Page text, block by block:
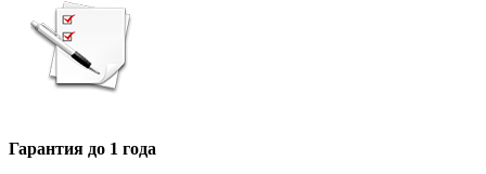
Гарантия до 1 года